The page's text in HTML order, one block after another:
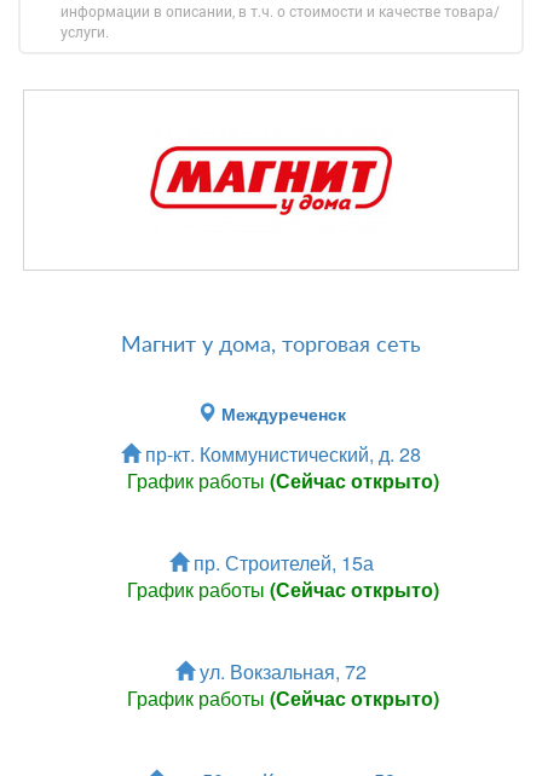
информации в описании, в т.ч. о стоимости и качестве товара/
услуги.
Магнит у дома, торговая сеть
Междуреченск
пр-кт. Коммунистический, д. 28
График работы (Сейчас открыто)
пр. Строителей, 15а
График работы (Сейчас открыто)
ул. Вокзальная, 72
График работы (Сейчас открыто)